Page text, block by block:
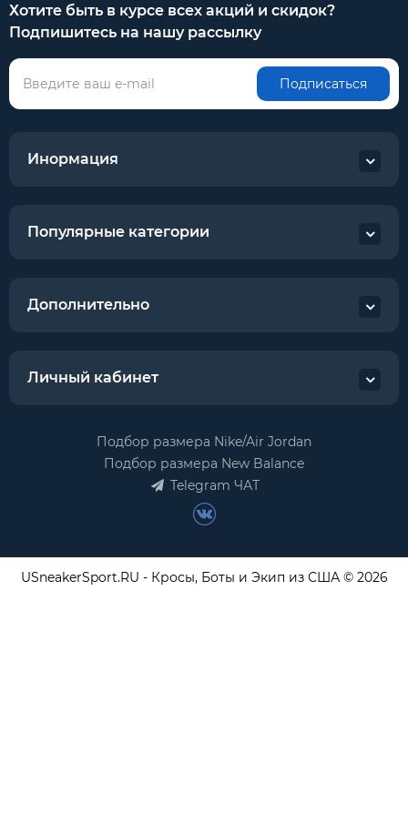
Хотите быть в курсе всех акций и скидок?
Подпишитесь на нашу рассылку
Подписаться
Инормация
Популярные категории
Дополнительно
Личный кабинет
Подбор размера Nike/Air Jordan
Подбор размера New Balance
Telegram ЧАТ
USneakerSport.RU - Кросы, Боты и Экип из США © 2026